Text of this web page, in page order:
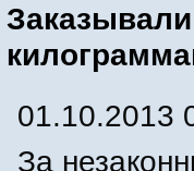
01.10.2013
За